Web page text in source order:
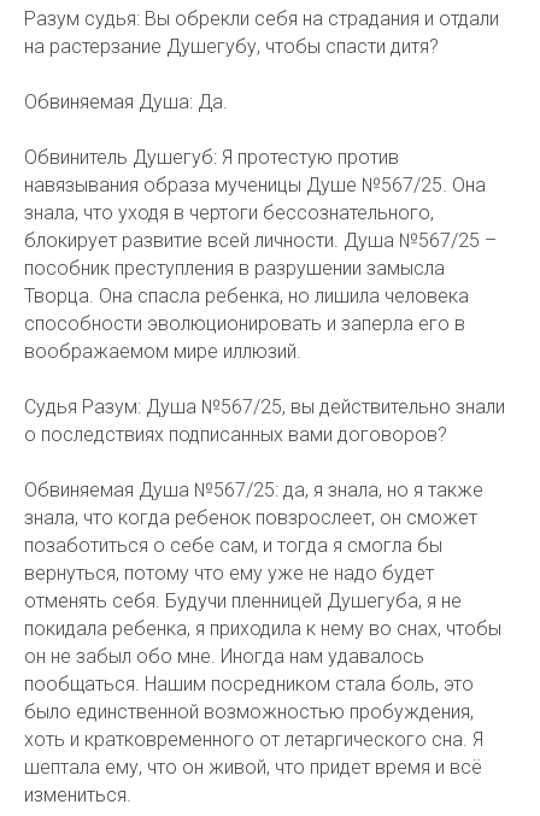
Разум судья: Вы обрекли себя на страдания и отдали
на растерзание Душегубу, чтобы спасти дитя?
Обвиняемая Душа: Да.
Обвинитель Душегуб: Я протестую против
навязывания образа мученицы Душе №567/25. Она
знала, что уходя в чертоги бессознательного,
блокирует развитие всей личности. Душа №567/25 –
пособник преступления в разрушении замысла
Творца. Она спасла ребенка, но лишила человека
способности эволюционировать и заперла его в
воображаемом мире иллюзий.
Судья Разум: Душа №567/25, вы действительно знали
о последствиях подписанных вами договоров?
Обвиняемая Душа №567/25: да, я знала, но я также
знала, что когда ребенок повзрослеет, он сможет
позаботиться о себе сам, и тогда я смогла бы
вернуться, потому что ему уже не надо будет
отменять себя. Будучи пленницей Душегуба, я не
покидала ребенка, я приходила к нему во снах, чтобы
он не забыл обо мне. Иногда нам удавалось
пообщаться. Нашим посредником стала боль, это
было единственной возможностью пробуждения,
хоть и кратковременного от летаргического сна. Я
шептала ему, что он живой, что придет время и всё
измениться.